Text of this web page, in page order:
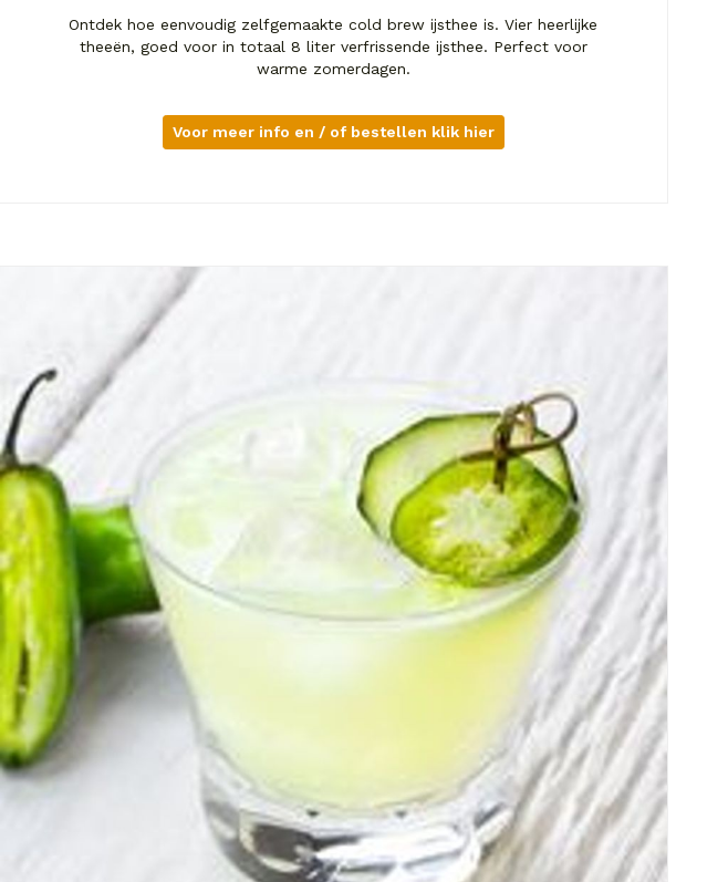
Ontdek hoe eenvoudig zelfgemaakte cold brew ijsthee is. Vier heerlijke
theeën, goed voor in totaal 8 liter verfrissende ijsthee. Perfect voor
warme zomerdagen.
Voor meer info en / of bestellen klik hier